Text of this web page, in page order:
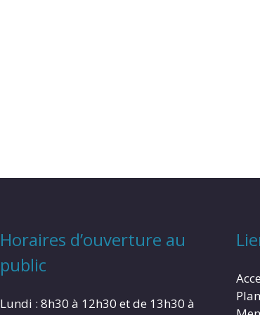
Horaires d’ouverture au
public
Lundi : 8h30 à 12h30 et de 13h30 à